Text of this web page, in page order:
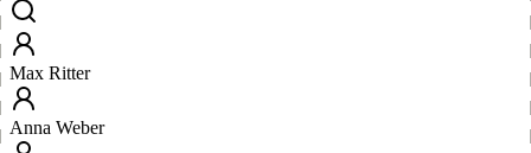
Max Ritter
Anna Weber